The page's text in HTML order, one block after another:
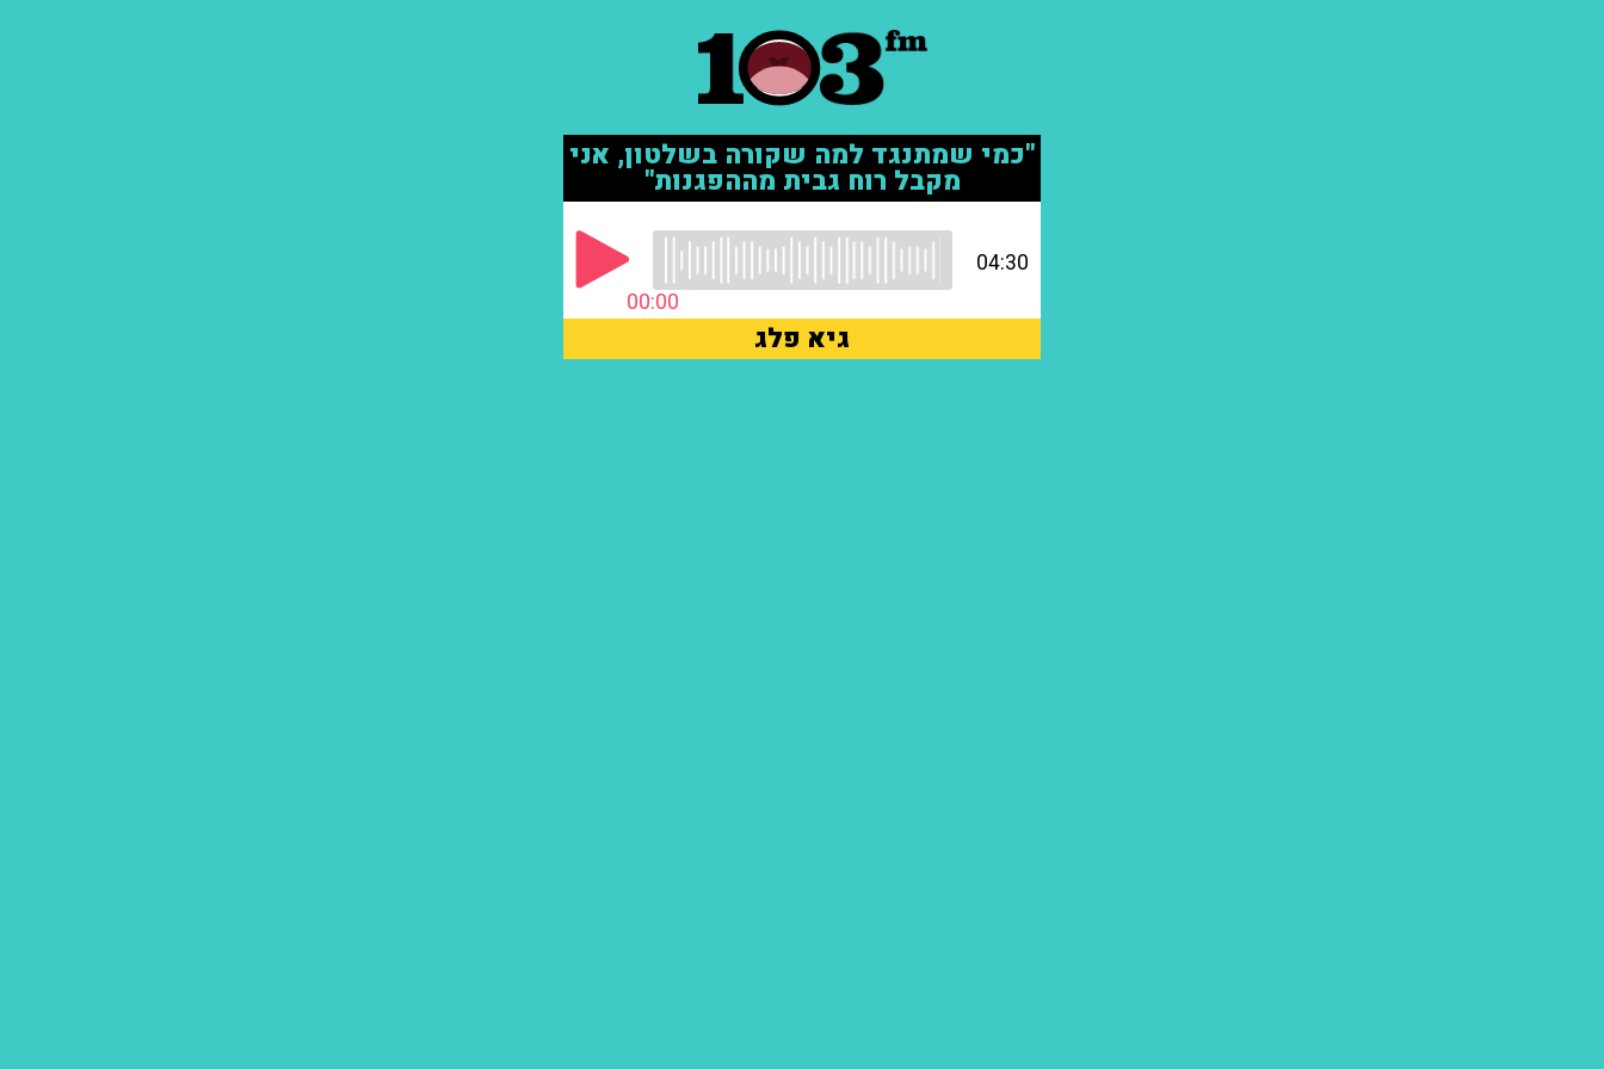
"כמי שמתנגד למה שקורה בשלטון, אני
מקבל רוח גבית מההפגנות"
00:00
04:30
גיא פלג